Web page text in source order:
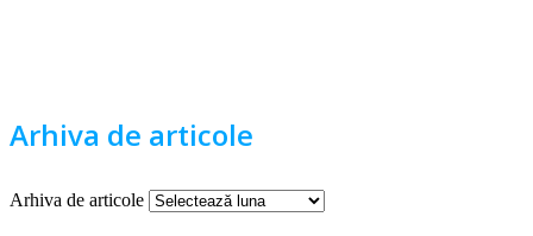
Arhiva de articole
Arhiva de articole